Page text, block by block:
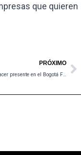
que quieren
PRÓXIMO
ZASCA Renacer presente en el Bogotá Fashion Week